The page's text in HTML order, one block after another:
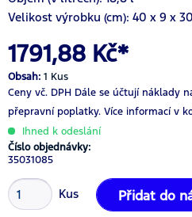
Velikost výrobku (cm): 40 x 9 x
1791,88 Kč*
Obsah: 1 Kus
Ceny vč. DPH Dále se účtují náklady
přepravní poplatky. Více informací v
Ihned k odeslání
Číslo objednávky:
35031085
Kus Přidat do